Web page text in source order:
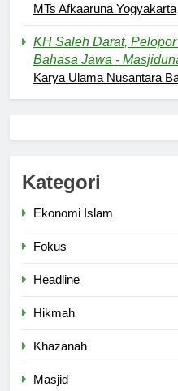
MTs Afkaaruna Yogyakarta
KH Saleh Darat,
Bahasa Jawa -
Karya Ulama Nusantara
Kategori
Ekonomi Islam
Fokus
Headline
Hikmah
Khazanah
Masjid
6